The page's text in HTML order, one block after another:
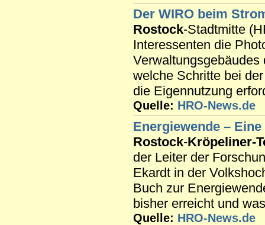
Der WIRO beim
Rostock-Stadtmitte
Interessenten die
welche Schritte bei
die Eigennutzung
Quelle: HRO-News.de
Energiewende –
Rostock-Kröpeliner-
der Leiter der
Ekardt in der
Buch zur
bisher erreicht und
Quelle: HRO-News.de